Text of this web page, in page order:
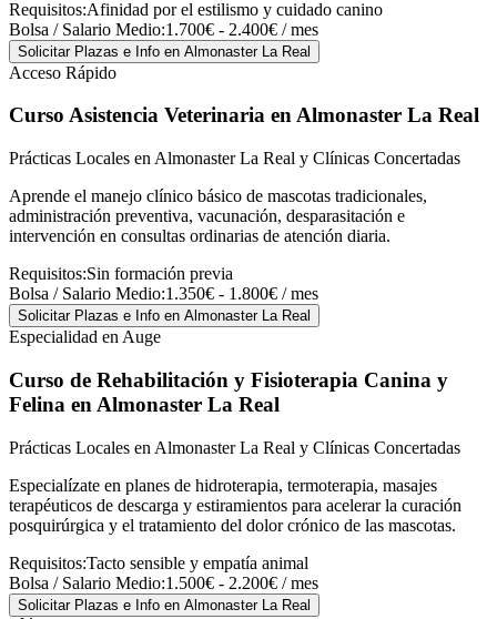
Requisitos:Afinidad por el estilismo y cuidado canino
Bolsa / Salario Medio:1.700€ - 2.400€ / mes
Solicitar Plazas e Info en Almonaster La Real
Acceso Rápido
Curso Asistencia Veterinaria en Almonaster La Real
Prácticas Locales en Almonaster La Real y Clínicas Concertadas
Aprende el manejo clínico básico de mascotas tradicionales,
administración preventiva, vacunación, desparasitación e
intervención en consultas ordinarias de atención diaria.
Requisitos:Sin formación previa
Bolsa / Salario Medio:1.350€ - 1.800€ / mes
Solicitar Plazas e Info en Almonaster La Real
Especialidad en Auge
Curso de Rehabilitación y Fisioterapia Canina y
Felina en Almonaster La Real
Prácticas Locales en Almonaster La Real y Clínicas Concertadas
Especialízate en planes de hidroterapia, termoterapia, masajes
terapéuticos de descarga y estiramientos para acelerar la curación
posquirúrgica y el tratamiento del dolor crónico de las mascotas.
Requisitos:Tacto sensible y empatía animal
Bolsa / Salario Medio:1.500€ - 2.200€ / mes
Solicitar Plazas e Info en Almonaster La Real